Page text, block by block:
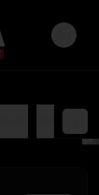
Login